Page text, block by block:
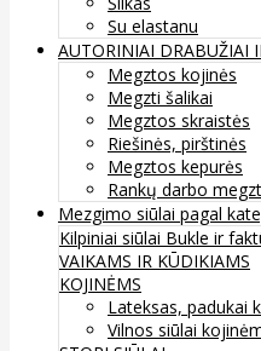
Su elastanu
AUTORINIAI DRABUŽIAI
Megztos kojinės
Megzti šalikai
Megztos skraistės
Riešinės, pirštinės
Megztos kepurės
Rankų darbo
Mezgimo siūlai pagal
Kilpiniai siūlai Bukle ir
VAIKAMS IR KŪDIKIAMS
KOJINĖMS
Lateksas, padukai
Vilnos siūlai